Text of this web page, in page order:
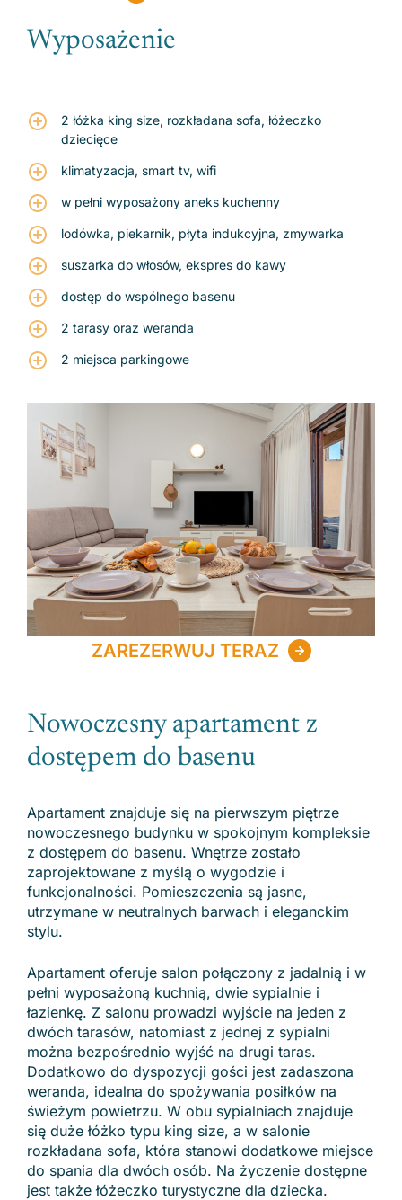
Wyposażenie
2 łóżka king size, rozkładana sofa, łóżeczko
dziecięce
klimatyzacja, smart tv, wifi
w pełni wyposażony aneks kuchenny
lodówka, piekarnik, płyta indukcyjna, zmywarka
suszarka do włosów, ekspres do kawy
dostęp do wspólnego basenu
2 tarasy oraz weranda
2 miejsca parkingowe
ZAREZERWUJ TERAZ
Nowoczesny apartament z
dostępem do basenu
Apartament znajduje się na pierwszym piętrze
nowoczesnego budynku w spokojnym kompleksie
z dostępem do basenu. Wnętrze zostało
zaprojektowane z myślą o wygodzie i
funkcjonalności. Pomieszczenia są jasne,
utrzymane w neutralnych barwach i eleganckim
stylu.
Apartament oferuje salon połączony z jadalnią i w
pełni wyposażoną kuchnią, dwie sypialnie i
łazienkę. Z salonu prowadzi wyjście na jeden z
dwóch tarasów, natomiast z jednej z sypialni
można bezpośrednio wyjść na drugi taras.
Dodatkowo do dyspozycji gości jest zadaszona
weranda, idealna do spożywania posiłków na
świeżym powietrzu. W obu sypialniach znajduje
się duże łóżko typu king size, a w salonie
rozkładana sofa, która stanowi dodatkowe miejsce
do spania dla dwóch osób. Na życzenie dostępne
jest także łóżeczko turystyczne dla dziecka.